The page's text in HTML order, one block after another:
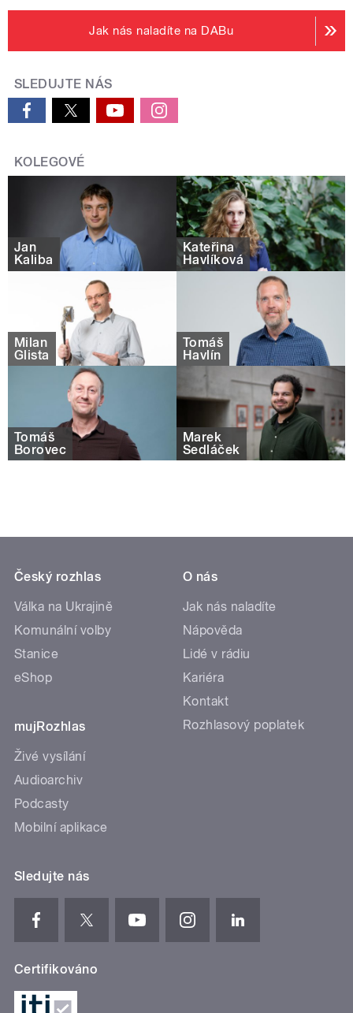
Jak nás naladíte na DABu
SLEDUJTE NÁS
KOLEGOVÉ
Jan
Kaliba
Kateřina
Havlíková
Milan
Glista
Tomáš
Havlín
Tomáš
Borovec
Marek
Sedláček
Český rozhlas
Válka na Ukrajině
Komunální volby
Stanice
eShop
mujRozhlas
Živé vysílání
Audioarchiv
Podcasty
Mobilní aplikace
O nás
Jak nás naladíte
Nápověda
Lidé v rádiu
Kariéra
Kontakt
Rozhlasový poplatek
Sledujte nás
Certifikováno